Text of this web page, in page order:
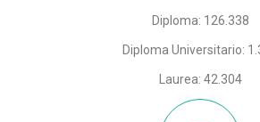
Diploma: 126.338
Diploma Universitario:
Laurea: 42.304